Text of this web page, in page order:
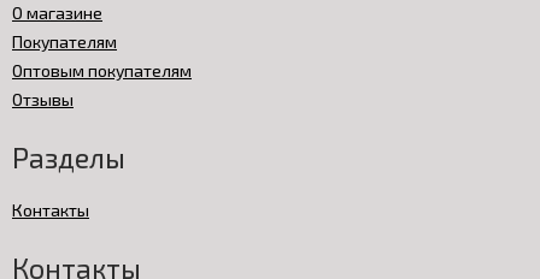
О магазине
Покупателям
Оптовым покупателям
Отзывы
Разделы
Контакты
Контакты